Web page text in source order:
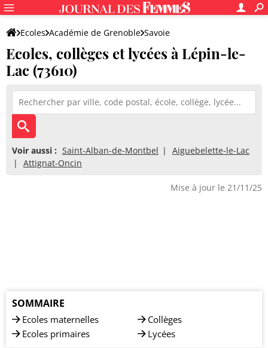
Ecoles Académie de Grenoble Savoie
Ecoles, collèges et lycées à Lépin-le-
Lac (73610)
Voir aussi : Saint-Alban-de-Montbel
Aiguebelette-le-Lac
Attignat-Oncin
Mise à jour le 21/11/25
SOMMAIRE
Ecoles maternelles
Ecoles primaires
Collèges
Lycées